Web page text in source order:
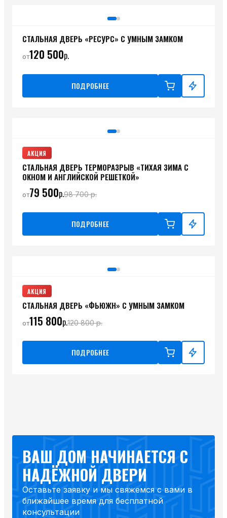
СТАЛЬНАЯ ДВЕРЬ «РЕСУРС» С УМНЫМ ЗАМКОМ
от120 500р.
ПОДРОБНЕЕ
АКЦИЯ
СТАЛЬНАЯ ДВЕРЬ ТЕРМОРАЗРЫВ «ТИХАЯ ЗИМА С
ОКНОМ И АНГЛИЙСКОЙ РЕШЕТКОЙ»
от79 500р.98 700р.
ПОДРОБНЕЕ
АКЦИЯ
СТАЛЬНАЯ ДВЕРЬ «ФЬЮЖН» С УМНЫМ ЗАМКОМ
от115 800р.120 800р.
ПОДРОБНЕЕ
ВАШ ДОМ НАЧИНАЕТСЯ С
НАДЁЖНОЙ ДВЕРИ
Оставьте заявку и мы свяжемся с вами в
ближайшее время для бесплатной
консультации